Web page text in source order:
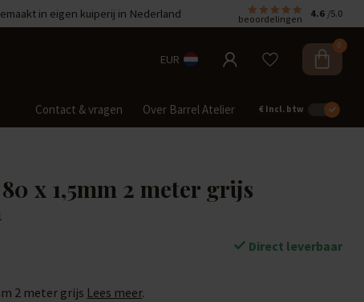
in eigen kuiperij in Nederland beoordelingen 4.6 /5.0
EUR
0
Contact & vragen Over Barrel Atelier € Incl. btw
x 1,5mm 2 meter grijs
Direct leverbaar
2 meter grijs Lees meer.